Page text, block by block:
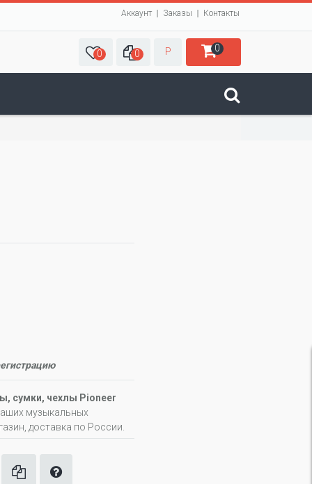
Аккаунт Заказы Контакты
0 0 Р 0
сумки, чехлы Pioneer
музыкальных
доставка по России.